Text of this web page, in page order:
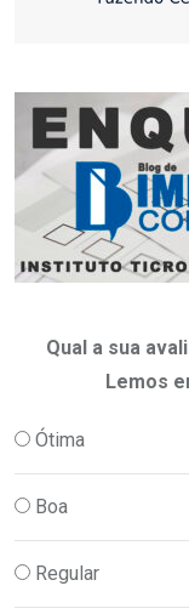
Qual a sua
Lemos
Ótima
Boa
Regular